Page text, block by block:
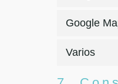
Google
Varios